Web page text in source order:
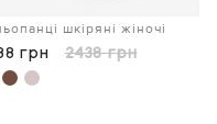
шкіряні жіночі
грн 2438 грн